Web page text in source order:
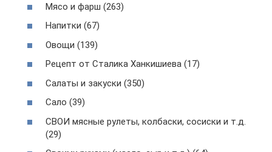
Мясо и фарш (263)
Напитки (67)
Овощи (139)
Рецепт от Сталика Ханкишиева (17)
Салаты и закуски (350)
Сало (39)
СВОИ мясные рулеты, колбаски, сосиски и т.д.
(29)